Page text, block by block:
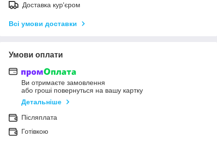
Доставка кур'єром
Всі умови доставки
Умови оплати
Ви отримаєте замовлення
або гроші повернуться на вашу картку
Детальніше
Післяплата
Готівкою